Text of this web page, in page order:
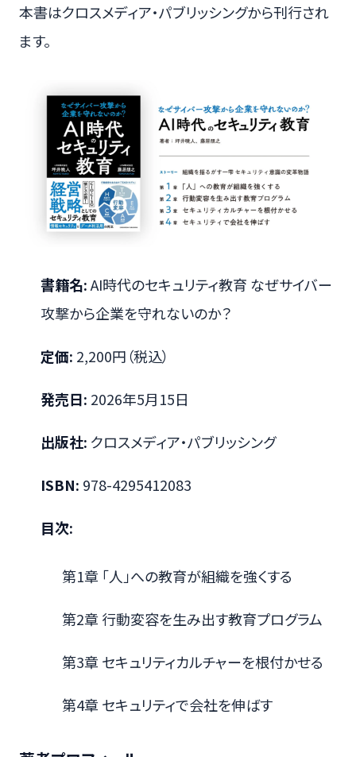
本書はクロスメディア・パブリッシングから刊行され
ます。
書籍名:AI時代のセキュリティ教育 なぜサイバー
攻撃から企業を守れないのか？
定価: 2,200円（税込）
発売日: 2026年5月15日
出版社: クロスメディア・パブリッシング
ISBN: 978-4295412083
目次:
第1章 「人」への教育が組織を強くする
第2章 行動変容を生み出す教育プログラム
第3章 セキュリティカルチャーを根付かせる
第4章 セキュリティで会社を伸ばす